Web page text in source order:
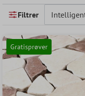
Filtrer
Gratisprøver